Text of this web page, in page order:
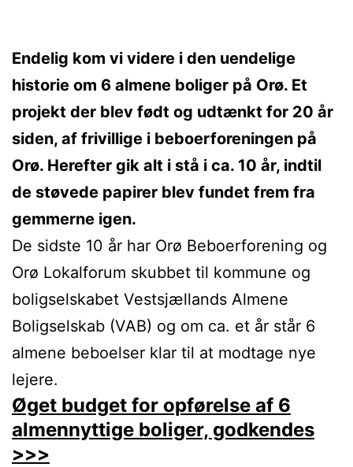
Endelig kom vi videre i den uendelige
historie om 6 almene boliger på Orø. Et
projekt der blev født og udtænkt for 20 år
siden, af frivillige i beboerforeningen på
Orø. Herefter gik alt i stå i ca. 10 år, indtil
de støvede papirer blev fundet frem fra
gemmerne igen.
De sidste 10 år har Orø Beboerforening og
Orø Lokalforum skubbet til kommune og
boligselskabet Vestsjællands Almene
Boligselskab (VAB) og om ca. et år står 6
almene beboelser klar til at modtage nye
lejere.
Øget budget for opførelse af 6
almennyttige boliger, godkendes
>>>